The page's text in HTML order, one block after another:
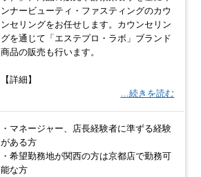
ンナービューティ・ファスティングのカウ
ンセリングをお任せします。カウンセリン
グを通じて「エステプロ・ラボ」ブランド
商品の販売も行います。
【詳細】
…続きを読む
・マネージャー、店長経験者に準ずる経験
がある方
・希望勤務地が関西の方は京都店で勤務可
能な方